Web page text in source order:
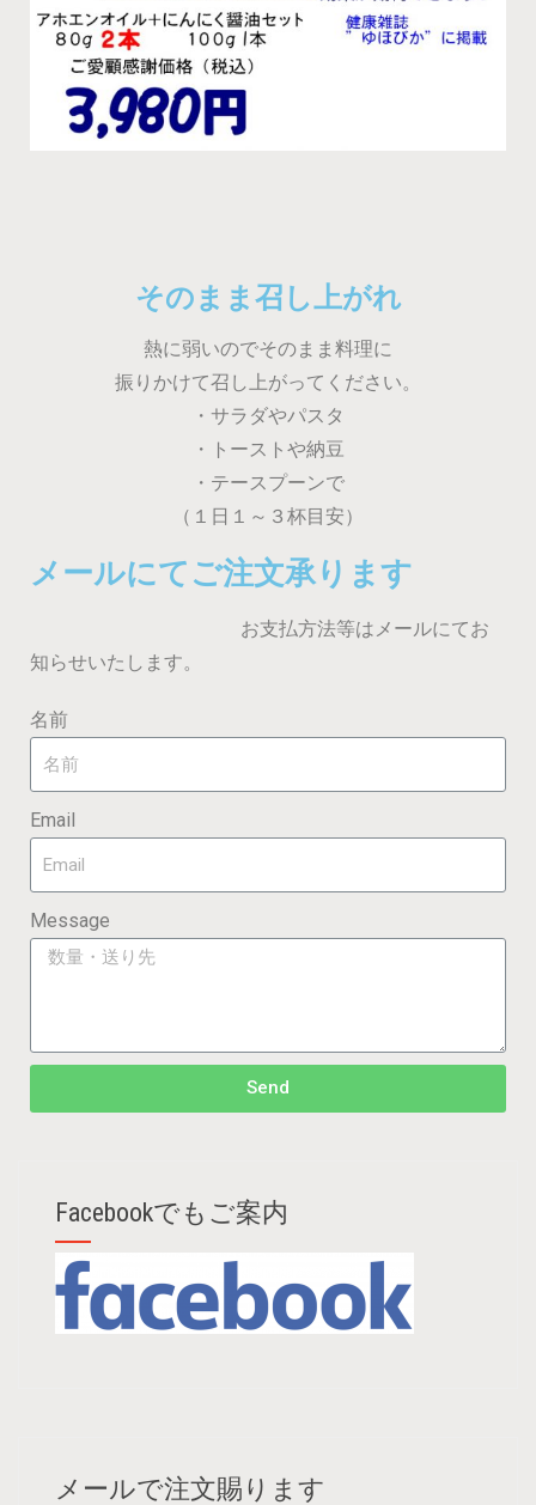
そのまま召し上がれ
熱に弱いのでそのまま料理に
振りかけて召し上がってください。
・サラダやパスタ
・トーストや納豆
・テースプーンで
（１日１～３杯目安）
メールにてご注文承ります
お支払方法等はメールにてお
知らせいたします。
名前
Email
Message
Send
Facebookでもご案内
メールで注文賜ります